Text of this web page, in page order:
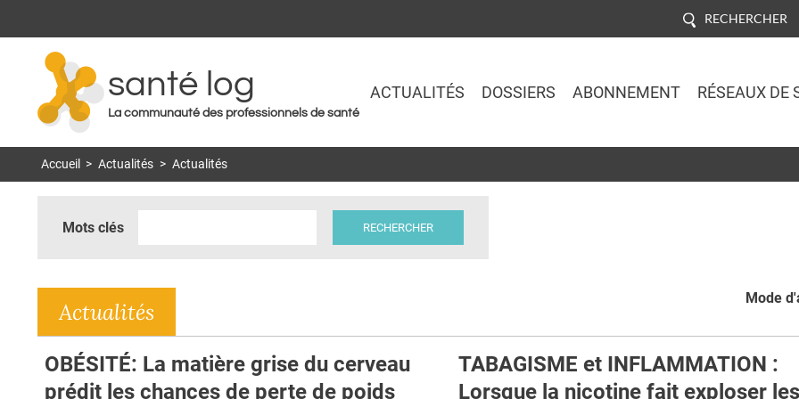
RECHERCHER
santé log
La communauté des professionnels de santé
ACTUALITÉS DOSSIERS ABONNEMENT RÉSEAUX DE
Accueil > Actualités > Actualités
Mots clés
Mode
Actualités
OBÉSITÉ: La matière grise du cerveau
prédit les chances de perte de poids
TABAGISME et INFLAMMATION :
Lorsque la nicotine fait exploser les